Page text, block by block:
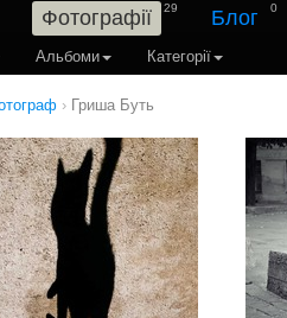
Фотографії 29 Блог 0
Альбоми Категорії
› Гриша Буть